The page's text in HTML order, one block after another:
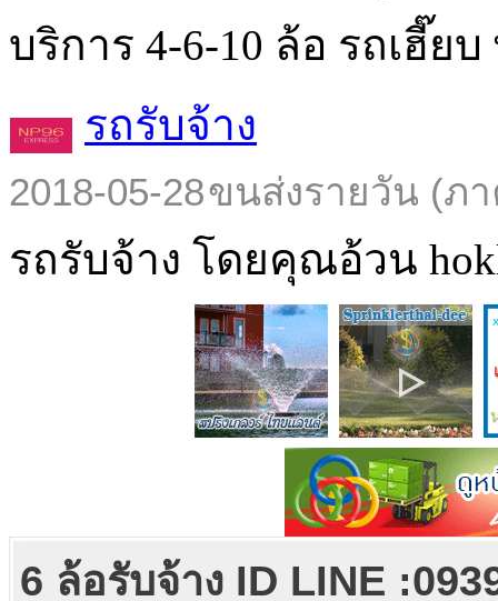
บริการ 4-6-10 ล้อ รถเฮี๊ยบ
รถรับจ้าง
2018-05-28ขนส่งรายวัน (ภ
รถรับจ้าง โดยคุณอ้วน
6 ล้อรับจ้าง ID LINE